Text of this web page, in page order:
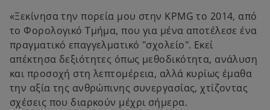
«Ξεκίνησα την πορεία μου στην KPMG το 2014, από
το Φορολογικό Τμήμα, που για μένα αποτέλεσε ένα
πραγματικό επαγγελματικό "σχολείο". Εκεί
απέκτησα δεξιότητες όπως μεθοδικότητα, ανάλυση
και προσοχή στη λεπτομέρεια, αλλά κυρίως έμαθα
την αξία της ανθρώπινης συνεργασίας, χτίζοντας
σχέσεις που διαρκούν μέχρι σήμερα.